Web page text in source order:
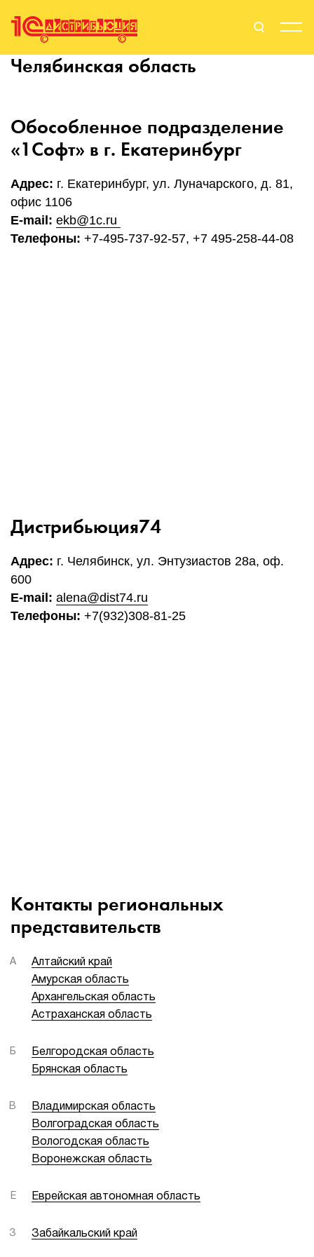
О нас
Вендоры
Партнерам
Челябинская область
Обособленное подразделение
«1Софт» в г. Екатеринбург
Адрес: г. Екатеринбург, ул. Луначарского, д. 81,
офис 1106
E-mail: ekb@1c.ru
Телефоны: +7-495-737-92-57, +7 495-258-44-08
Дистрибьюция74
Адрес: г. Челябинск, ул. Энтузиастов 28а, оф.
600
E-mail: alena@dist74.ru
Телефоны: +7(932)308-81-25
Контакты региональных
представительств
А
Алтайский край
Амурская область
Архангельская область
Астраханская область
Б
Белгородская область
Брянская область
В
Владимирская область
Волгоградская область
Вологодская область
Воронежская область
Е Еврейская автономная область
З Забайкальский край